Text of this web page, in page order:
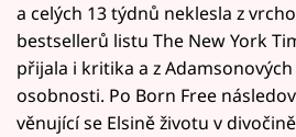
a celých 13 týdnů neklesla z
bestsellerů listu The New York
přijala i kritika a z
osobnosti. Po Born Free
věnující se Elsině životu v